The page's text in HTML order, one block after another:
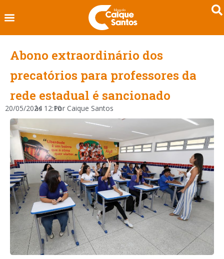
Abono extraordinário dos
precatórios para professores da
rede estadual é sancionado
20/05/2024
às 12:10
Por Caique Santos